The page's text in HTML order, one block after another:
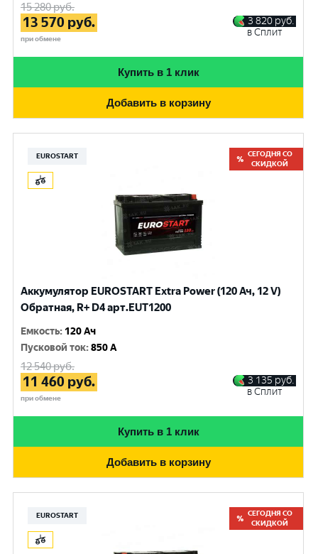
15 280руб.
13 570 руб.
при обмене
3 820 руб.
в Сплит
Купить в 1 клик
Добавить в корзину
EUROSTART
СЕГОДНЯ СО
СКИДКОЙ
Аккумулятор EUROSTART Extra Power (120 Ач, 12 V)
Обратная, R+ D4 арт.EUT1200
Емкость: 120 Ач
Пусковой ток:850 A
12 540руб.
11 460 руб.
при обмене
3 135 руб.
в Сплит
Купить в 1 клик
Добавить в корзину
EUROSTART
СЕГОДНЯ СО
СКИДКОЙ